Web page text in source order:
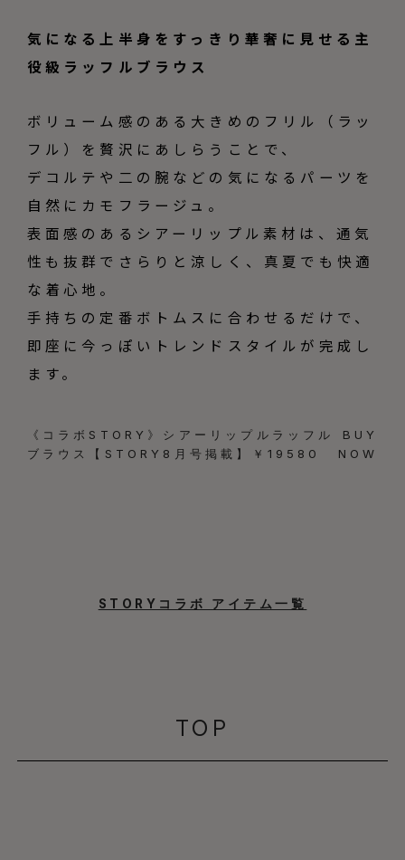
気になる上半身をすっきり華奢に見せる主
役級ラッフルブラウス
ボリューム感のある大きめのフリル（ラッ
フル）を贅沢にあしらうことで、
デコルテや二の腕などの気になるパーツを
自然にカモフラージュ。
表面感のあるシアーリップル素材は、通気
性も抜群でさらりと涼しく、真夏でも快適
な着心地。
手持ちの定番ボトムスに合わせるだけで、
即座に今っぽいトレンドスタイルが完成し
ます。
《コラボSTORY》シアーリップルラッフル
ブラウス【STORY8月号掲載】￥19580
BUY
NOW
STORYコラボ アイテム一覧
TOP